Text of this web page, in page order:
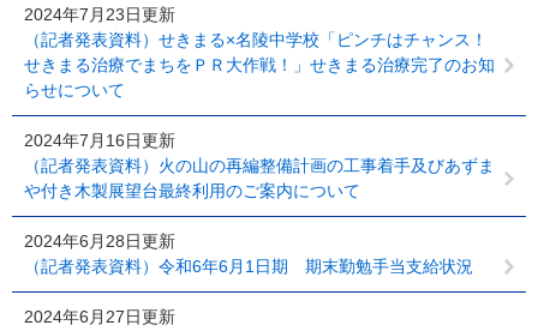
2024年7月23日更新
（記者発表資料）せきまる×名陵中学校「ピンチはチャンス！
せきまる治療でまちをＰＲ大作戦！」せきまる治療完了のお知
らせについて
2024年7月16日更新
（記者発表資料）火の山の再編整備計画の工事着手及びあずま
や付き木製展望台最終利用のご案内について
2024年6月28日更新
（記者発表資料）令和6年6月1日期 期末勤勉手当支給状況
2024年6月27日更新